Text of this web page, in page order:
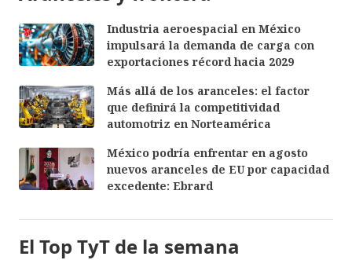
Industria aeroespacial en México
impulsará la demanda de carga con
exportaciones récord hacia 2029
Más allá de los aranceles: el factor
que definirá la competitividad
automotriz en Norteamérica
México podría enfrentar en agosto
nuevos aranceles de EU por capacidad
excedente: Ebrard
El Top TyT de la semana